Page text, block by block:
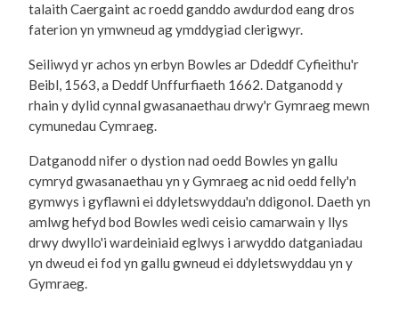
talaith Caergaint ac roedd ganddo awdurdod eang dros
faterion yn ymwneud ag ymddygiad clerigwyr.
Seiliwyd yr achos yn erbyn Bowles ar Ddeddf Cyfieithu'r
Beibl, 1563, a Deddf Unffurfiaeth 1662. Datganodd y
rhain y dylid cynnal gwasanaethau drwy'r Gymraeg mewn
cymunedau Cymraeg.
Datganodd nifer o dystion nad oedd Bowles yn gallu
cymryd gwasanaethau yn y Gymraeg ac nid oedd felly'n
gymwys i gyflawni ei ddyletswyddau'n ddigonol. Daeth yn
amlwg hefyd bod Bowles wedi ceisio camarwain y llys
drwy dwyllo'i wardeiniaid eglwys i arwyddo datganiadau
yn dweud ei fod yn gallu gwneud ei ddyletswyddau yn y
Gymraeg.